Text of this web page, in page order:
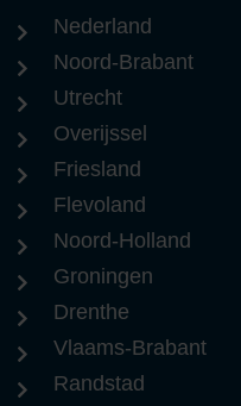
Nederland
Noord-Brabant
Utrecht
Overijssel
Friesland
Flevoland
Noord-Holland
Groningen
Drenthe
Vlaams-Brabant
Randstad